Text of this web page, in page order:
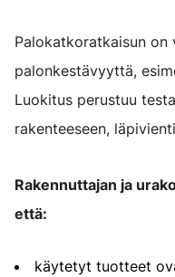
Palokatkoratkaisun
palonkestävyyttä,
Luokitus perustuu
rakenteeseen,
Rakennuttajan ja
että:
käytetyt tuotteet